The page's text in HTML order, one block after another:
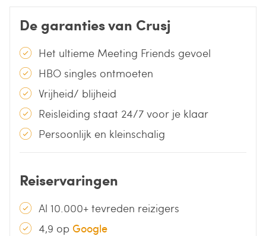
De garanties van Crusj
Het ultieme Meeting Friends gevoel
HBO singles ontmoeten
Vrijheid/ blijheid
Reisleiding staat 24/7 voor je klaar
Persoonlijk en kleinschalig
Reiservaringen
Al 10.000+ tevreden reizigers
4,9 op Google